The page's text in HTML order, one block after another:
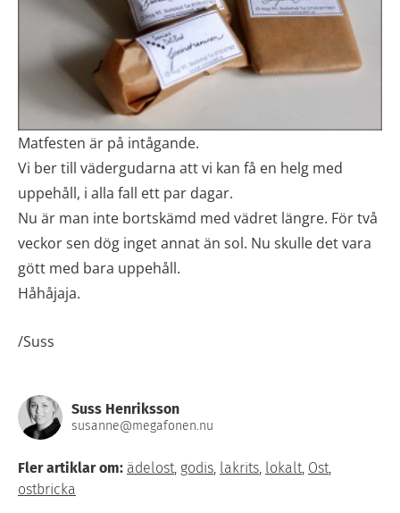
Matfesten är på intågande.
Vi ber till vädergudarna att vi kan få en helg med
uppehåll, i alla fall ett par dagar.
Nu är man inte bortskämd med vädret längre. För två
veckor sen dög inget annat än sol. Nu skulle det vara
gött med bara uppehåll.
Håhåjaja.
/Suss
Suss Henriksson
susanne@megafonen.nu
Fler artiklar om: ädelost, godis, lakrits, lokalt, Ost,
ostbricka